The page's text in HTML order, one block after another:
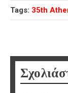
Tags: 35th